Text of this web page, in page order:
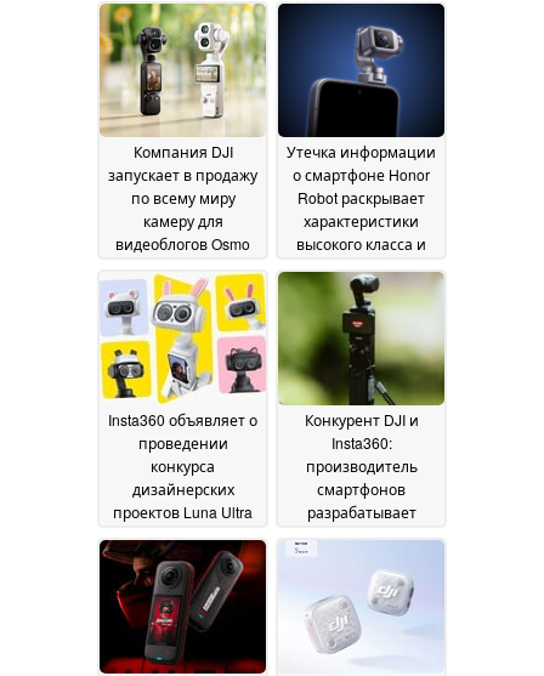
Компания DJI
запускает в продажу
по всему миру
камеру для
видеоблогов Osmo
оснащённую 1-
дюймовым сенсором
и 3-кратным зумом,
которая станет
конкурентом модели
Insta360 Luna Ultra
July 2026
Утечка информации
о смартфоне Honor
Robot раскрывает
характеристики
высокого класса и
рынок15 July 2026
Insta360 объявляет о
проведении
конкурса
дизайнерских
проектов Luna Ultra
с Bambu Lab 10 July
2026
Конкурент DJI и
Insta360:
производитель
смартфонов
разрабатывает
на базе Snapdragon
09 July 2026